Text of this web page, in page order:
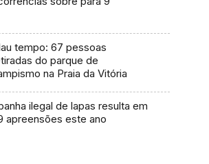
tempo: 67 pessoas
do parque de
na Praia da Vitória
ilegal de lapas resulta em
apreensões este ano